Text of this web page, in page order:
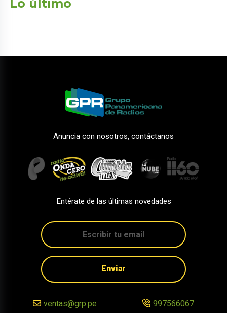
Lo último
Anuncia con nosotros, contáctanos
Entérate de las últimas novedades
Enviar
ventas@grp.pe 997566067